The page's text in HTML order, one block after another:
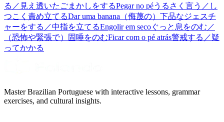
る／見え透いたごまかしをするPegar no péうるさく言う／し
つこく責め立てるDar uma banana （侮蔑の）下品なジェスチ
ャーをする／中指を立てるEngolir em secoぐっと息をのむ／
（恐怖や緊張で）固唾をのむFicar com o pé atrás警戒する／疑
ってかかる
Master Brazilian Portuguese with interactive lessons, grammar
exercises, and cultural insights.